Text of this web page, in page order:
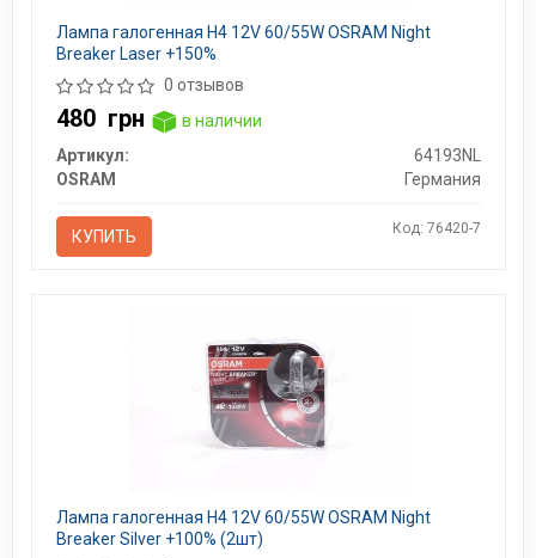
Лампа галогенная H4 12V 60/55W OSRAM Night
Breaker Laser +150%
0 отзывов
480 грн
в наличии
Артикул:
64193NL
OSRAM
Германия
КУПИТЬ Код: 76420-7
Лампа галогенная H4 12V 60/55W OSRAM Night
Breaker Silver +100% (2шт)